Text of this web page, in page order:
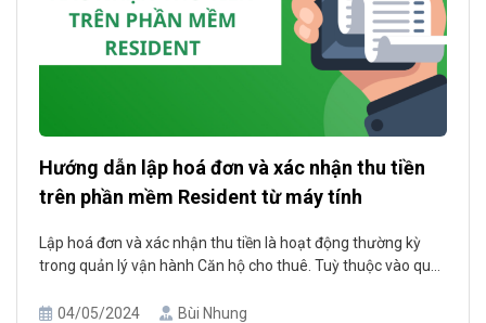
Hướng dẫn lập hoá đơn và xác nhận thu tiền
trên phần mềm Resident từ máy tính
Lập hoá đơn và xác nhận thu tiền là hoạt động thường kỳ
trong quản lý vận hành Căn hộ cho thuê. Tuỳ thuộc vào quy
tháng 1 lần hay ít hơn như 2 tháng, 3 tháng, 6 tháng,…..
04/05/2024 Bùi Nhung